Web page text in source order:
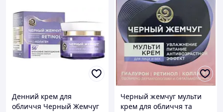
Денний крем для
обличчя Черный Жемчуг
Черный жемчуг мульти
крем для обличчя та